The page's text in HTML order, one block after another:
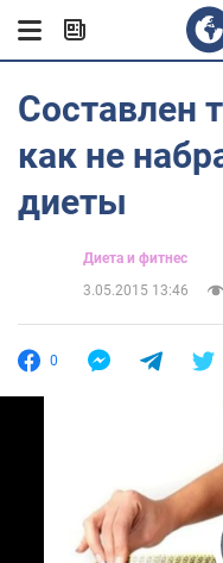
Составлен
как не
диеты
Диета и фитнес
3.05.2015 13:46
0